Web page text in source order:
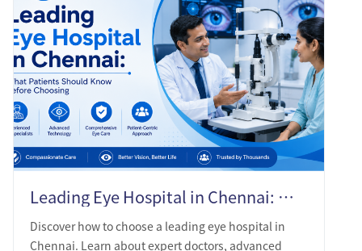
Leading Eye Hospital in Chennai: What Patients Should Know Before Choosing
Discover how to choose a leading eye hospital in
Chennai. Learn about expert doctors, advanced